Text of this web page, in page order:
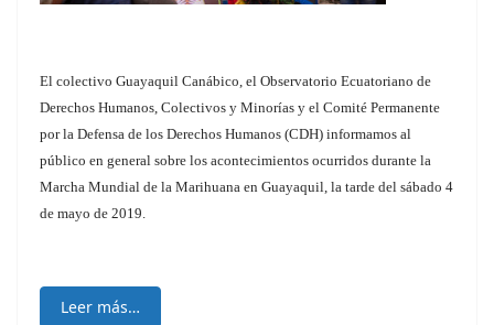
El colectivo Guayaquil Canábico, el Observatorio Ecuatoriano de
Derechos Humanos, Colectivos y Minorías y el Comité Permanente
por la Defensa de los Derechos Humanos (CDH) informamos al
público en general sobre los acontecimientos ocurridos durante la
Marcha Mundial de la Marihuana en Guayaquil, la tarde del sábado 4
de mayo de 2019.
Leer más…